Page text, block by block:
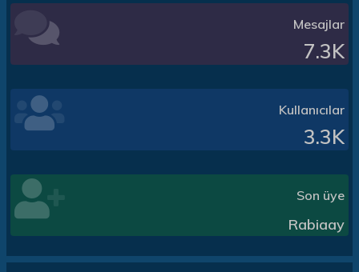
Mesajlar
7.3K
Kullanıcılar
3.3K
Son üye
Rabiaay